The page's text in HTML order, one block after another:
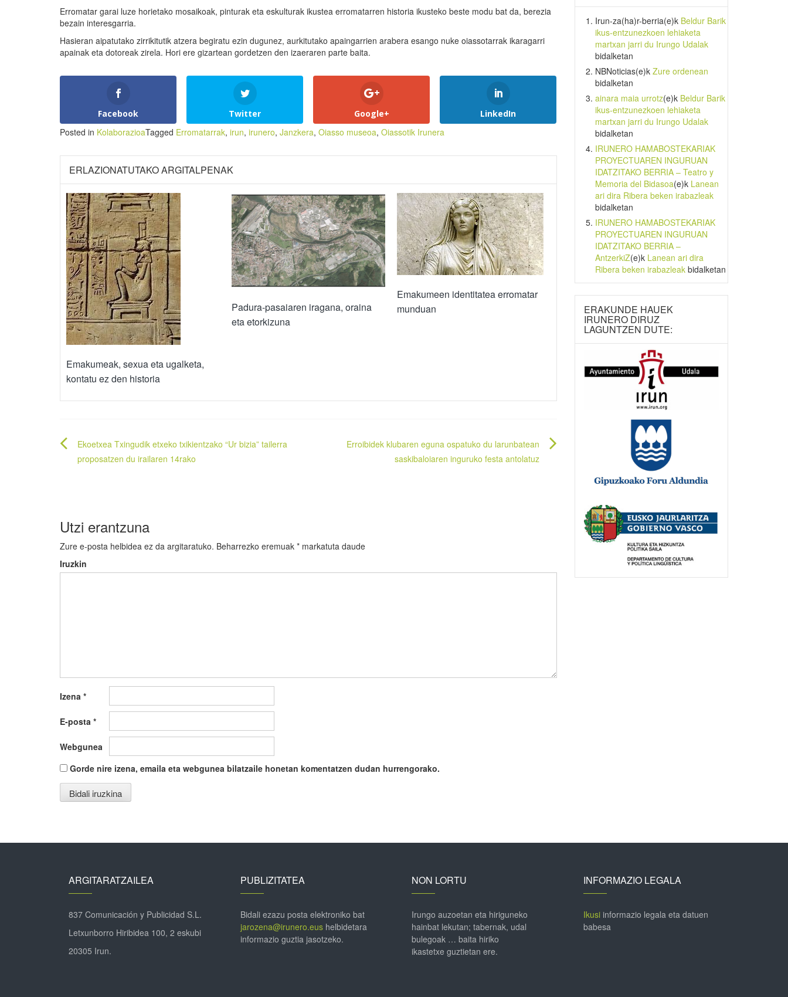
Erromatar garai luze horietako mosaikoak, pinturak eta eskulturak ikustea erromatarren historia ikusteko beste modu bat da, berezia
bezain interesgarria.
Hasieran aipatutako zirrikitutik atzera begiratu ezin dugunez, aurkitutako apaingarrien arabera esango nuke oiassotarrak ikaragarri
apainak eta dotoreak zirela. Hori ere gizartean gordetzen den izaeraren parte baita.
Facebook Twitter Google+ LinkedIn
Posted in KolaborazioaTagged Erromatarrak, irun, irunero, Janzkera, Oiasso museoa, Oiassotik Irunera
ERLAZIONATUTAKO ARGITALPENAK
Emakumeak, sexua eta ugalketa,
kontatu ez den historia
Padura-pasaiaren iragana, oraina
eta etorkizuna
Emakumeen identitatea erromatar
munduan
Bidalketetan
zehar
Ekoetxea Txingudik etxeko txikientzako “Ur bizia” tailerra
proposatzen du irailaren 14rako
Erroibidek klubaren eguna ospatuko du larunbatean
saskibaloiaren inguruko festa antolatuz
Utzi erantzuna
Zure e-posta helbidea ez da argitaratuko. Beharrezko eremuak * markatuta daude
Iruzkin
Izena *
E-posta *
Webgunea
Gorde nire izena, emaila eta webgunea bilatzaile honetan komentatzen dudan hurrengorako.
Irun-za(ha)r-berria(e)k Beldur Barik
ikus-entzunezkoen lehiaketa
martxan jarri du Irungo Udalak
bidalketan
NBNoticias(e)k Zure ordenean
bidalketan
ainara maia urrotz(e)k Beldur Barik
ikus-entzunezkoen lehiaketa
martxan jarri du Irungo Udalak
bidalketan
IRUNERO HAMABOSTEKARIAK
PROYECTUAREN INGURUAN
IDATZITAKO BERRIA – Teatro y
Memoria del Bidasoa(e)k Lanean
ari dira Ribera beken irabazleak
bidalketan
IRUNERO HAMABOSTEKARIAK
PROYECTUAREN INGURUAN
IDATZITAKO BERRIA –
AntzerkiZ(e)k Lanean ari dira
Ribera beken irabazleakbidalketan
ERAKUNDE HAUEK
IRUNERO DIRUZ
LAGUNTZEN DUTE:
ARGITARATZAILEA
837 Comunicación y Publicidad S.L.
Letxunborro Hiribidea 100, 2 eskubi
20305 Irun.
PUBLIZITATEA
Bidali ezazu posta elektroniko bat
jarozena@irunero.eushelbidetara
informazio guztia jasotzeko.
NON LORTU
Irungo auzoetan eta hiriguneko
hainbat lekutan; tabernak, udal
bulegoak … baita hiriko
ikastetxe guztietan ere.
INFORMAZIO LEGALA
Ikusiinformazio legala eta datuen
babesa